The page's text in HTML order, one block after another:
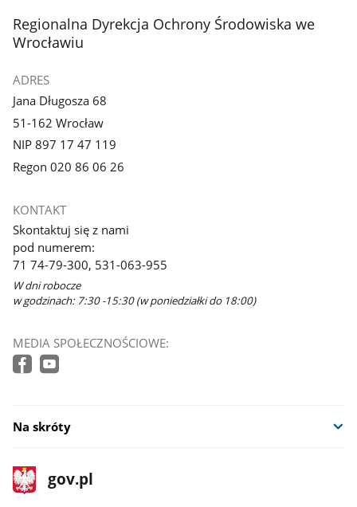
stopka
Regionalna Dyrekcja Ochrony Środowiska we
Wrocławiu
ADRES
Jana Długosza 68
51-162 Wrocław
NIP 897 17 47 119
Regon 020 86 06 26
KONTAKT
Skontaktuj się z nami
pod numerem:
71 74-79-300, 531-063-955
W dni robocze
w godzinach: 7:30 -15:30 (w poniedziałki do 18:00)
MEDIA SPOŁECZNOŚCIOWE:
Na skróty
stopka
gov.pl
Strona
gov.pl